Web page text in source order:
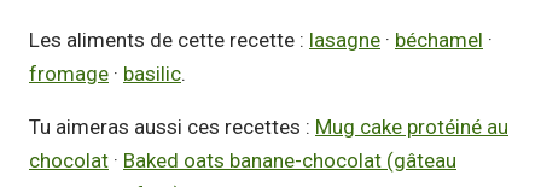
Les aliments de cette recette : lasagne · béchamel ·
fromage · basilic.
Tu aimeras aussi ces recettes : Mug cake protéiné au
chocolat · Baked oats banane-chocolat (gâteau